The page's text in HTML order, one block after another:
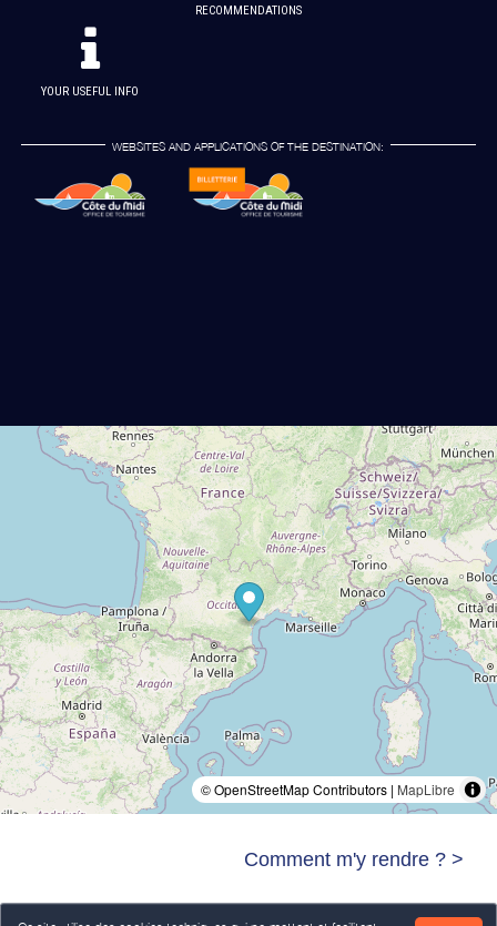
RECOMMENDATIONS
YOUR USEFUL INFO
WEBSITES AND APPLICATIONS OF THE DESTINATION:
© OpenStreetMap Contributors | MapLibre
Comment m'y rendre ? >